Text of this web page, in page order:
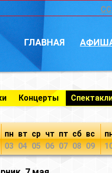
ГЛАВНАЯ
Концерты
пн
03
вт
04
ср
05
чт
06
пт
07
сб
08
вс
09